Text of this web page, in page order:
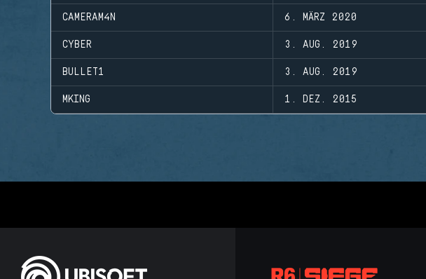
CAMERAM4N 6. MÄRZ 2020
CYBER 3. AUG. 2019
BULLET1 3. AUG. 2019
MKING 1. DEZ. 2015